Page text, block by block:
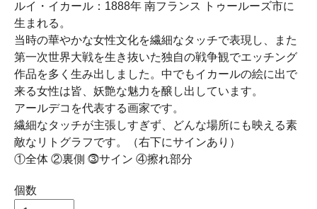
ルイ・イカール：1888年 南フランス トゥールーズ市に
生まれる。
当時の華やかな女性文化を繊細なタッチで表現し、また
第一次世界大戦を生き抜いた独自の戦争観でエッチング
作品を多く生み出しました。中でもイカールの絵に出で
来る女性は皆、妖艶な魅力を醸し出しています。
アールデコを代表する画家です。
繊細なタッチが主張しすぎず、どんな場所にも映える素
敵なリトグラフです。（右下にサインあり）
①全体 ②裏側 ⓷サイン ④擦れ部分
個数